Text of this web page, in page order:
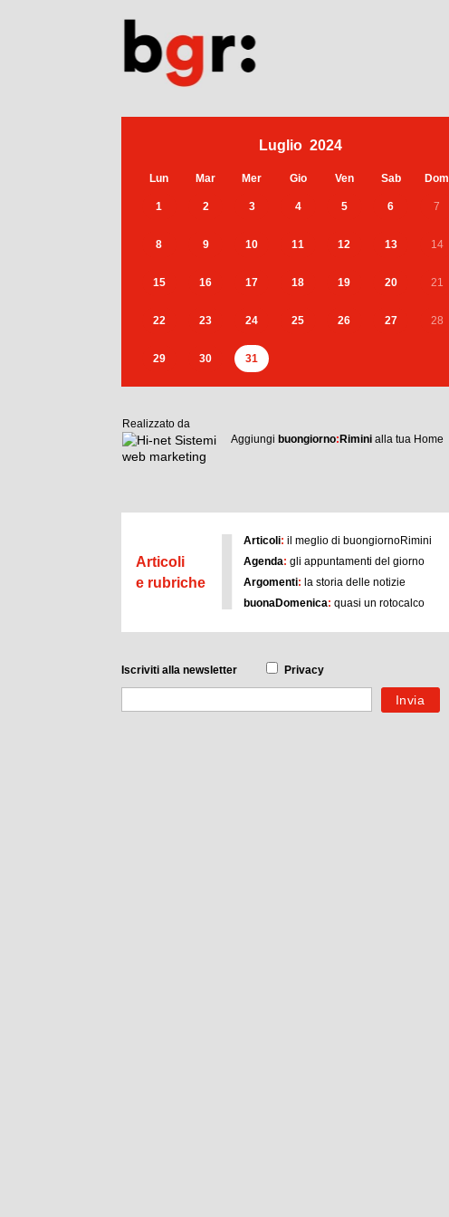
Luglio 2024
Lun Mar Mer Gio Ven Sab Dom
1 2 3 4 5 6 7
8 9 10 11 12 13 14
15 16 17 18 19 20 21
22 23 24 25 26 27 28
29 30 31
Realizzato da
Aggiungibuongiorno:Riminialla tua Home
Articoli
e rubriche
I Articoli:il meglio di buongiornoRimini
Agenda:gli appuntamenti del giorno
Argomenti: la storia delle notizie
buonaDomenica:quasi un rotocalco
Iscrivitialla newsletter Privacy